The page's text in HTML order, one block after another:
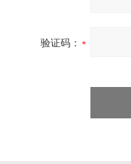
验证码：